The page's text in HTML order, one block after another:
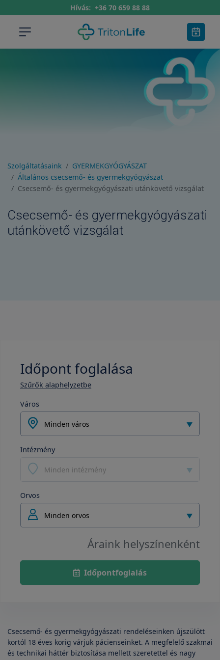
Hívás: +36 70 659 88 88
Szolgáltatásaink
GYERMEKGYÓGYÁSZAT
Általános csecsemő- és gyermekgyógyászat
Csecsemő- és gyermekgyógyászati utánkövető vizsgálat
Csecsemő- és gyermekgyógyászati
utánkövető vizsgálat
Időpont foglalása
Szűrők alaphelyzetbe
Város
Minden város
Intézmény
Minden intézmény
Orvos
Minden orvos
Áraink helyszínenként
Időpontfoglalás
Csecsemő- és gyermekgyógyászati rendeléseinken újszülött
kortól 18 éves korig várjuk pácienseinket. A megfelelő szakmai
és technikai háttér biztosítása mellett szeretettel és nagy